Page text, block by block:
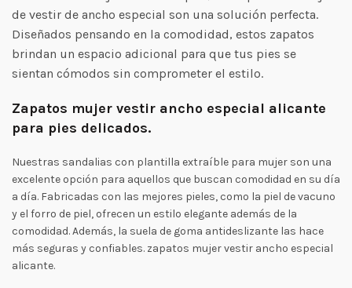
de vestir de ancho especial son una solución perfecta.
Diseñados pensando en la comodidad, estos zapatos
brindan un espacio adicional para que tus pies se
sientan cómodos sin comprometer el estilo.
Zapatos mujer vestir ancho especial alicante
para pies delicados.
Nuestras sandalias con plantilla extraíble para mujer son una
excelente opción para aquellos que buscan comodidad en su día
a día. Fabricadas con las mejores pieles, como la piel de vacuno
y el forro de piel, ofrecen un estilo elegante además de la
comodidad. Además, la suela de goma antideslizante las hace
más seguras y confiables. zapatos mujer vestir ancho especial
alicante.